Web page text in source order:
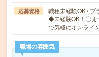
応募資格
職種未経験OK / ブ
◆未経験OK！〇ま
で気軽にオンライ
職場の雰囲気